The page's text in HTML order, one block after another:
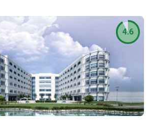
4.6